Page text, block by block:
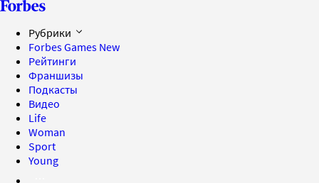
Рубрики
Forbes Games New
Рейтинги
Франшизы
Подкасты
Видео
Life
Woman
Sport
Young